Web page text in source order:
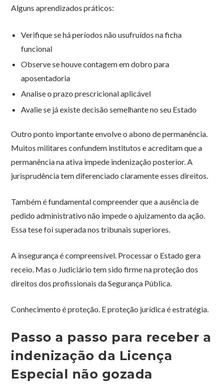
Alguns aprendizados práticos:
Verifique se há períodos não usufruídos na ficha
funcional
Observe se houve contagem em dobro para
aposentadoria
Analise o prazo prescricional aplicável
Avalie se já existe decisão semelhante no seu Estado
Outro ponto importante envolve o abono de permanência.
Muitos militares confundem institutos e acreditam que a
permanência na ativa impede indenização posterior. A
jurisprudência tem diferenciado claramente esses direitos.
Também é fundamental compreender que a ausência de
pedido administrativo não impede o ajuizamento da ação.
Essa tese foi superada nos tribunais superiores.
A insegurança é compreensível. Processar o Estado gera
receio. Mas o Judiciário tem sido firme na proteção dos
direitos dos profissionais da Segurança Pública.
Conhecimento é proteção. E proteção jurídica é estratégia.
Passo a passo para receber a
indenização da Licença
Especial não gozada